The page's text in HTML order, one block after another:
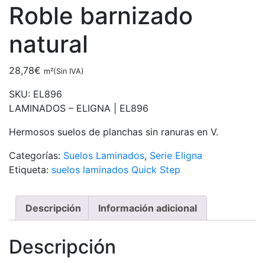
Roble barnizado
natural
28,78€ m²(Sin IVA)
SKU: EL896
LAMINADOS – ELIGNA |
EL896
Hermosos suelos de planchas sin ranuras en V.
Categorías: Suelos Laminados, Serie Eligna
Etiqueta: suelos laminados Quick Step
Descripción Información adicional
Descripción